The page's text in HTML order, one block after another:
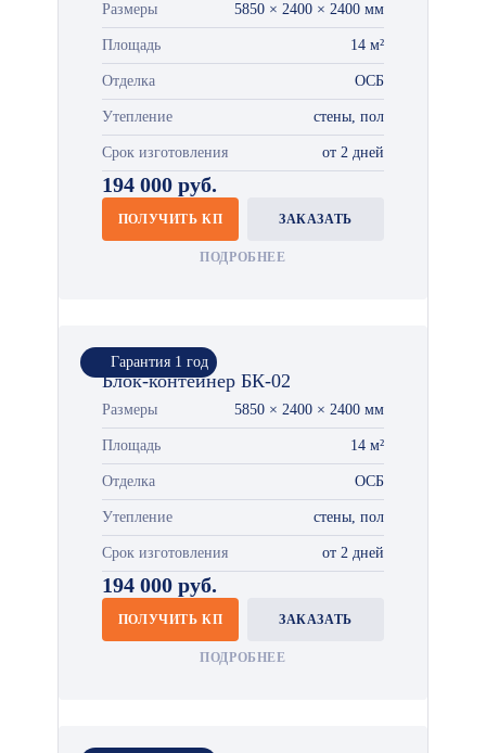
Размеры 5850 × 2400 × 2400 мм
Площадь 14 м²
Отделка ОСБ
Утепление стены, пол
Срок изготовления от 2 дней
194 000 руб.
ПОЛУЧИТЬ КП ЗАКАЗАТЬ
ПОДРОБНЕЕ
Гарантия 1 год
Блок-контейнер БК-02
Размеры 5850 × 2400 × 2400 мм
Площадь 14 м²
Отделка ОСБ
Утепление стены, пол
Срок изготовления от 2 дней
194 000 руб.
ПОЛУЧИТЬ КП ЗАКАЗАТЬ
ПОДРОБНЕЕ